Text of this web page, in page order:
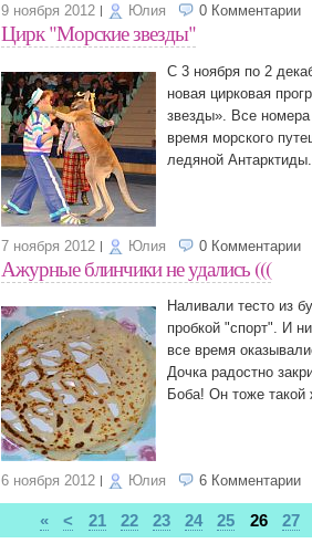
9 ноября 2012 Юлия 0 Комментарии
Цирк "Морские звезды"
C 3 ноября по 2
новая цирковая
звезды». Все
время морского
ледяной Антарктиды.
7 ноября 2012 Юлия 0 Комментарии
Ажурные блинчики не удались (((
Наливали тесто из
пробкой "спорт". И
все время
Дочка радостно
Боба! Он тоже
6 ноября 2012 Юлия 6 Комментарии
« < 21 22 23 24 25 26 27